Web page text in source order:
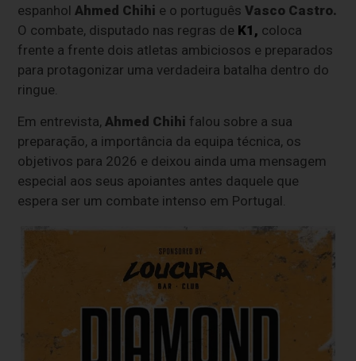
espanhol Ahmed Chihi e o portuguêsVasco Castro.
O combate, disputado nas regras de K1, coloca
frente a frente dois atletas ambiciosos e preparados
para protagonizar uma verdadeira batalha dentro do
ringue.
Em entrevista,Ahmed Chihi falou sobre a sua
preparação, a importância da equipa técnica, os
objetivos para 2026 e deixou ainda uma mensagem
especial aos seus apoiantes antes daquele que
espera ser um combate intenso em Portugal.